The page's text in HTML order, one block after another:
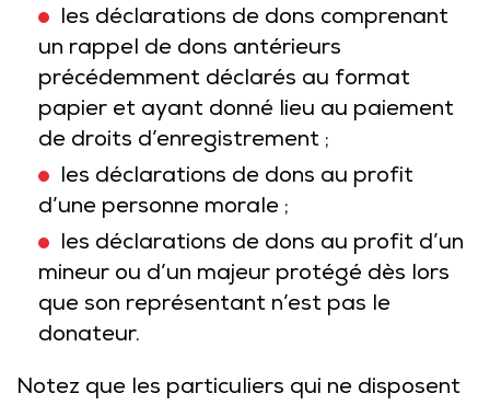
les déclarations de dons comprenant
un rappel de dons antérieurs
précédemment déclarés au format
papier et ayant donné lieu au paiement
de droits d’enregistrement ;
les déclarations de dons au profit
d’une personne morale ;
les déclarations de dons au profit d’un
mineur ou d’un majeur protégé dès lors
que son représentant n’est pas le
donateur.
Notez que les particuliers qui ne disposent